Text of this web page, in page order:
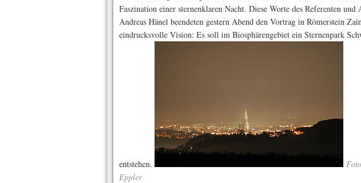
Faszination einer sternenklaren Nacht. Diese Worte des Referenten und
Andreas Hänel beendeten gestern Abend den Vortrag in Römerstein
eindrucksvolle Vision: Es soll im Biosphärengebiet ein Sternenpark
entstehen.
Eppler